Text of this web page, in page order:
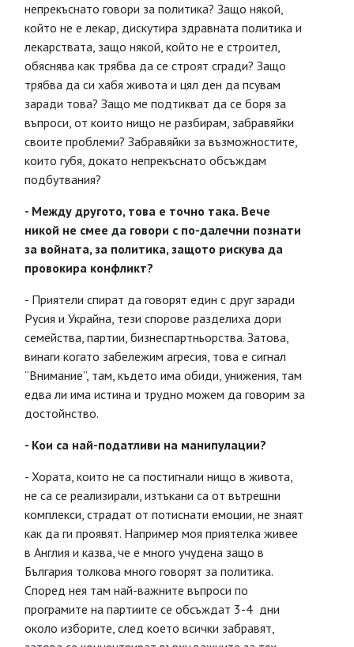
непрекъснато говори за политика? Защо някой,
който не е лекар, дискутира здравната политика и
лекарствата, защо някой, който не е строител,
обяснява как трябва да се строят сгради? Защо
трябва да си хабя живота и цял ден да псувам
заради това? Защо ме подтикват да се боря за
въпроси, от които нищо не разбирам, забравяйки
своите проблеми? Забравяйки за възможностите,
които губя, докато непрекъснато обсъждам
подбутвания?
- Между другото, това е точно така. Вече
никой не смее да говори с по-далечни познати
за войната, за политика, защото рискува да
провокира конфликт?
- Приятели спират да говорят един с друг заради
Русия и Украйна, тези спорове разделиха дори
семейства, партии, бизнеспартньорства. Затова,
винаги когато забележим агресия, това е сигнал
“Внимание”, там, където има обиди, унижения, там
едва ли има истина и трудно можем да говорим за
достойнство.
- Кои са най-податливи на манипулации?
- Хората, които не са постигнали нищо в живота,
не са се реализирали, изтъкани са от вътрешни
комплекси, страдат от потиснати емоции, не знаят
как да ги проявят. Например моя приятелка живее
в Англия и казва, че е много учудена защо в
България толкова много говорят за политика.
Според нея там най-важните въпроси по
програмите на партиите се обсъждат 3-4 дни
около изборите, след което всички забравят,